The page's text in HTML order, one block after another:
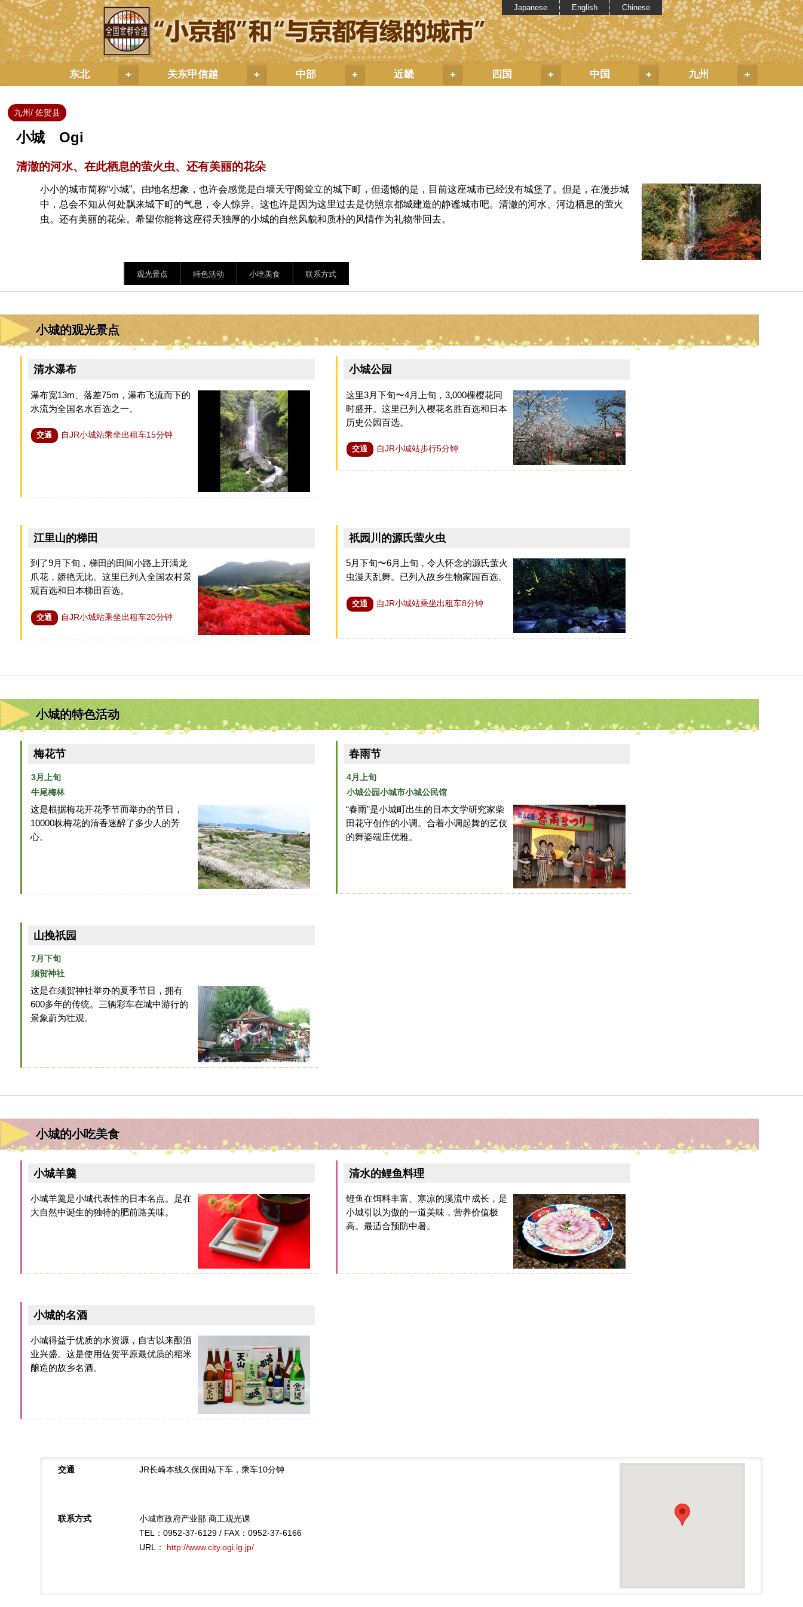
Japanese English Chinese
+
东北 +
关东甲信越 +
中部 +
近畿 +
四国 +
中国 +
九州
九州/ 佐贺县
小城 Ogi
清澈的河水、在此栖息的萤火虫、还有美丽的花朵
小小的城市简称“小城”。由地名想象，也许会感觉是白墙天守阁耸立的城下町，但遗憾的是，目前这座城市已经没有城堡了。但是，在漫步城
中，总会不知从何处飘来城下町的气息，令人惊异。这也许是因为这里过去是仿照京都城建造的静谧城市吧。清澈的河水、河边栖息的萤火
虫。还有美丽的花朵。希望你能将这座得天独厚的小城的自然风貌和质朴的风情作为礼物带回去。
观光景点 特色活动 小吃美食 联系方式
小城的观光景点
清水瀑布
瀑布宽13m、落差75m，瀑布飞流而下的
水流为全国名水百选之一。
交通 自JR小城站乘坐出租车15分钟
小城公园
这里3月下旬〜4月上旬，3,000棵樱花同
时盛开。这里已列入樱花名胜百选和日本
历史公园百选。
交通 自JR小城站步行5分钟
江里山的梯田
到了9月下旬，梯田的田间小路上开满龙
爪花，娇艳无比。这里已列入全国农村景
观百选和日本梯田百选。
交通 自JR小城站乘坐出租车20分钟
祇园川的源氏萤火虫
5月下旬〜6月上旬，令人怀念的源氏萤火
虫漫天乱舞。已列入故乡生物家园百选。
交通 自JR小城站乘坐出租车8分钟
小城的特色活动
梅花节
3月上旬
牛尾梅林
这是根据梅花开花季节而举办的节日，
10000株梅花的清香迷醉了多少人的芳
心。
春雨节
4月上旬
小城公园小城市小城公民馆
“春雨”是小城町出生的日本文学研究家柴
田花守创作的小调。合着小调起舞的艺伎
的舞姿端庄优雅。
山挽祇园
7月下旬
须贺神社
这是在须贺神社举办的夏季节日，拥有
600多年的传统。三辆彩车在城中游行的
景象蔚为壮观。
小城的小吃美食
小城羊羹
小城羊羹是小城代表性的日本名点。是在
大自然中诞生的独特的肥前路美味。
清水的鲤鱼料理
鲤鱼在饵料丰富、寒凉的溪流中成长，是
小城引以为傲的一道美味，营养价值极
高。最适合预防中暑。
小城的名酒
小城得益于优质的水资源，自古以来酿酒
业兴盛。这是使用佐贺平原最优质的稻米
酿造的故乡名酒。
交通 JR长崎本线久保田站下车，乘车10分钟
联系方式
小城市政府产业部 商工观光课
TEL：0952-37-6129 / FAX：0952-37-6166
URL： http://www.city.ogi.lg.jp/